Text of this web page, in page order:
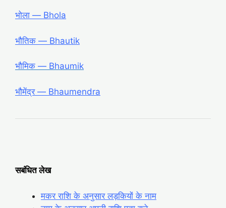
भोला — Bhola
भौतिक — Bhautik
भौमिक ― Bhaumik
भौमेंद्र ― Bhaumendra
सबंधित लेख
मकर राशि के अनुसार लड़कियों के नाम